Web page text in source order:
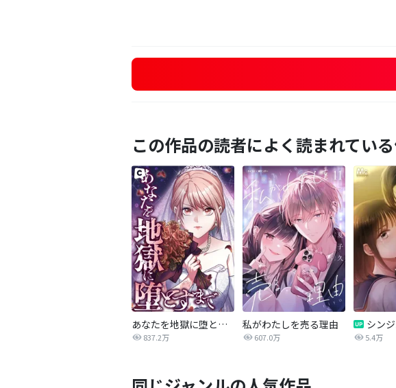
この作品の読者によく読まれてい
あなたを地獄に堕とすまで
837.2万
私がわたしを売る理由
607.0万 5.4万